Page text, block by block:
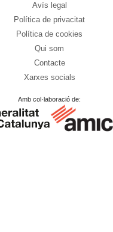
Avís legal
Política de privacitat
Política de cookies
Qui som
Contacte
Xarxes socials
Amb col·laboració de: